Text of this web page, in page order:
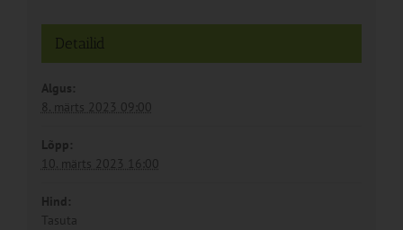
Detailid
Algus:
8. märts 2023 09:00
Lõpp:
10. märts 2023 16:00
Hind:
Tasuta